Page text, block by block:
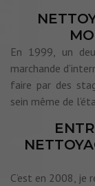
En 1999, un
marchande
faire par des
sein même de
C’est en 2008, je